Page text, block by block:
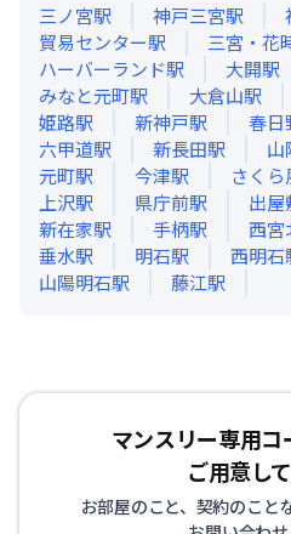
三ノ宮駅 神戸三宮駅
貿易センター駅 三宮・花
ハーバーランド駅 大開駅
みなと元町駅 大倉山駅
姫路駅 新神戸駅 春日
六甲道駅 新長田駅 山
元町駅 今津駅 さくら
上沢駅 県庁前駅 出屋
新在家駅 手柄駅 西宮
垂水駅 明石駅 西明石
山陽明石駅 藤江駅
マンスリー専用コ
ご用意し
お部屋のこと、契約のこと